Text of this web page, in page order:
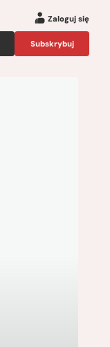
Zaloguj się
Subskrybuj